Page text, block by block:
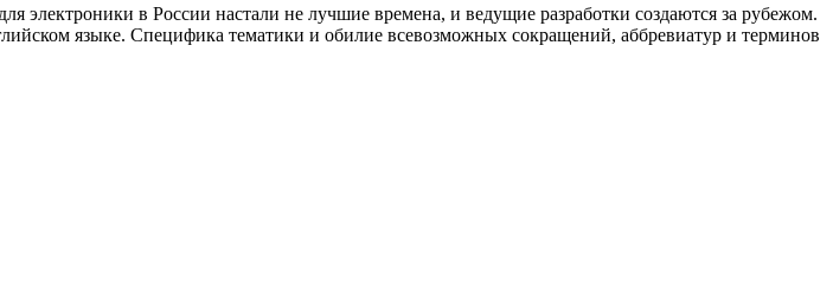
электроники в России настали не лучшие времена, и ведущие разработки создаются за рубежом.
языке. Специфика тематики и обилие всевозможных сокращений, аббревиатур и терминов